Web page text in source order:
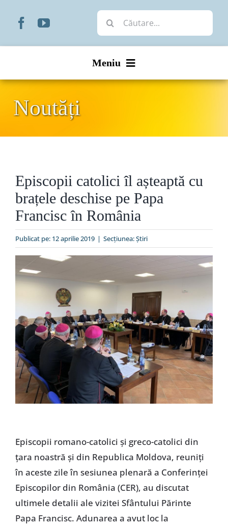
Cautare...
Meniu
Organizare
Liturgic
Special
Noutăți
Episcopii catolici îl așteaptă cu
brațele deschise pe Papa
Francisc în România
Publicat pe: 12 aprilie 2019 | Secțiunea:Ştiri
Episcopii romano-catolici și greco-catolici din
țara noastră și din Republica Moldova, reuniți
în aceste zile în sesiunea plenară a Conferinței
Episcopilor din România (CER), au discutat
ultimele detalii ale vizitei Sfântului Părinte
Papa Francisc. Adunarea a avut loc la